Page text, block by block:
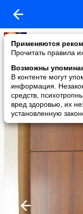
Применяются
Прочитать правила
Возможны
В контенте могут
информация.
средств,
вред здоровью, их
установленную
-+-
added a photo
01 Feb в 08:21